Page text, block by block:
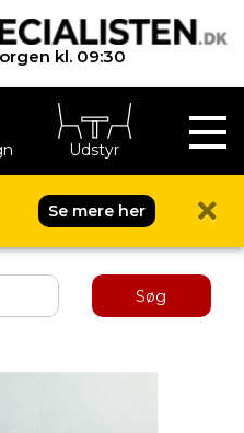
kl. 09:30
Udstyr
Se mere her
Søg